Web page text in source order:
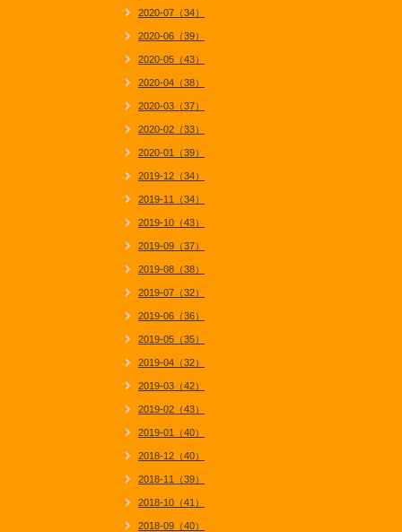
2020-07（34）
2020-06（39）
2020-05（43）
2020-04（38）
2020-03（37）
2020-02（33）
2020-01（39）
2019-12（34）
2019-11（34）
2019-10（43）
2019-09（37）
2019-08（38）
2019-07（32）
2019-06（36）
2019-05（35）
2019-04（32）
2019-03（42）
2019-02（43）
2019-01（40）
2018-12（40）
2018-11（39）
2018-10（41）
2018-09（40）